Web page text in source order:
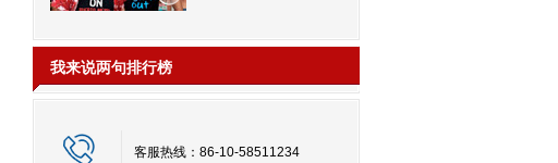
我来说两句排行榜
客服热线：86-10-58511234